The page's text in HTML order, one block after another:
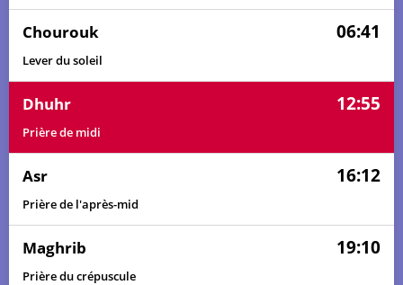
Chourouk 06:41
Lever du soleil
Dhuhr 12:55
Prière de midi
Asr 16:12
Prière de l'après-mid
Maghrib 19:10
Prière du crépuscule